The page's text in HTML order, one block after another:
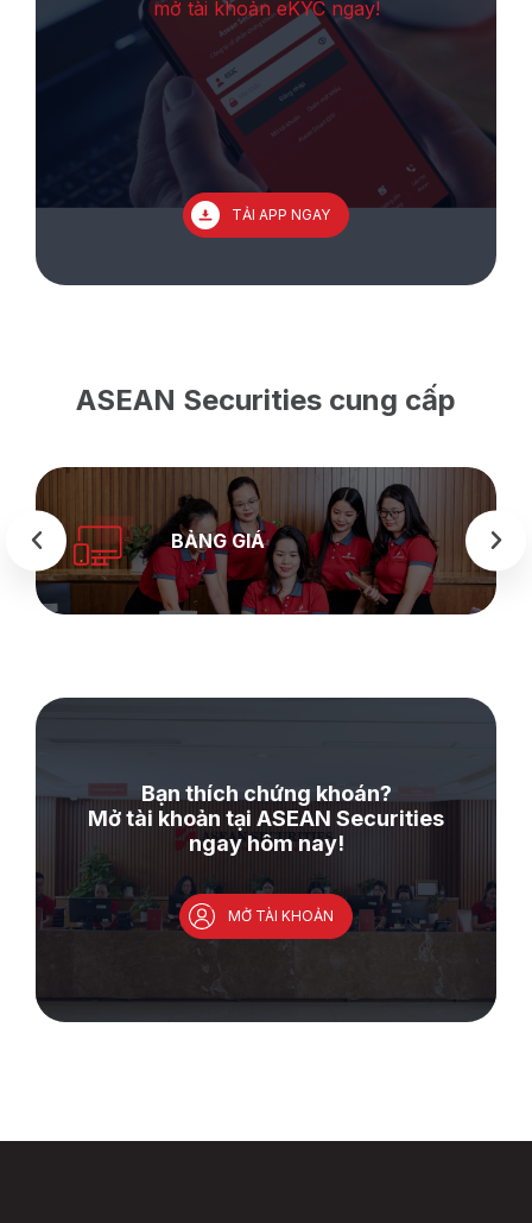
mở tài khoản eKYC ngay!
TẢI APP NGAY
ASEAN Securities cung cấp
BẢNG GIÁ
Bạn thích chứng khoán?
Mở tài khoản tại ASEAN Securities
ngay hôm nay!
MỞ TÀI KHOẢN